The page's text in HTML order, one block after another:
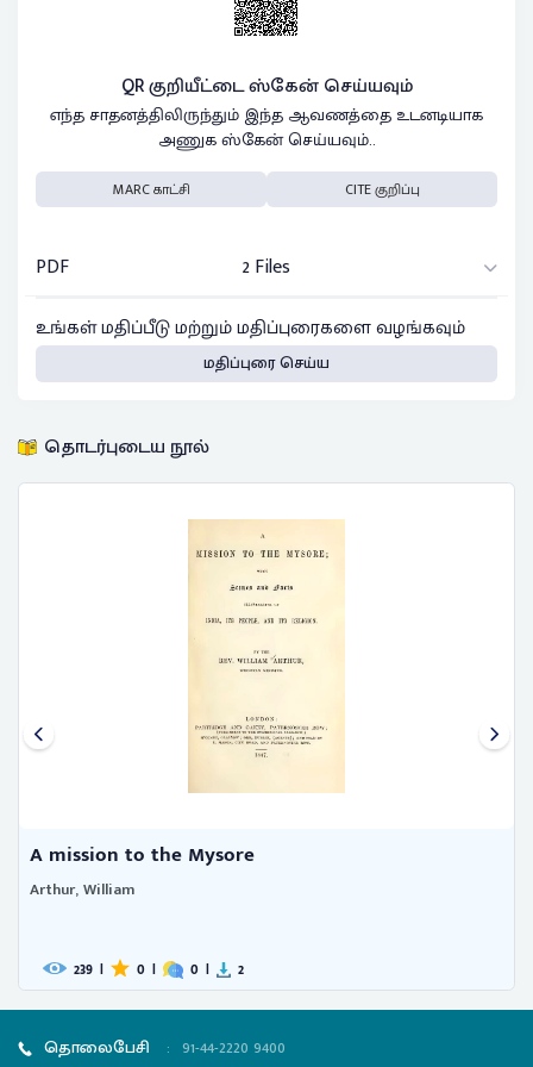
QR குறியீட்டை ஸ்கேன் செய்யவும்
எந்த சாதனத்திலிருந்தும் இந்த ஆவணத்தை உடனடியாக
அணுக ஸ்கேன் செய்யவும்..
MARC காட்சி CITE குறிப்பு
PDF
2 Files
உங்கள் மதிப்பீடு மற்றும் மதிப்புரைகளை வழங்கவும்
மதிப்புரை செய்ய
தொடர்புடைய நூல்
Madras, Mysore, and the South ...
293 | 0 | 0 |
தொலைபேசி : 91-44-2220 9400